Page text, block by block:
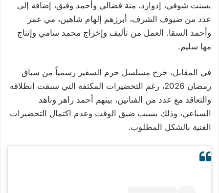
بسنت شوقي، إدوارد، منة فضالي وأحمد وفيق، إضافة إلى
عدد من ضيوف الشرف، أبرزهم إلهام شاهين، مي عمر
وأحمد السقا. العمل من تأليف وإخراج محمد سامي وإنتاج
مها سليم.
في المقابل، خرج مسلسل حرم السفير رسمياً من سباق
رمضان 2026، رغم التحضيرات المكثفة التي سبقت انطلاقه
والتعاقد مع عدد من الفنانين، بينهم أحمد زاهر وناهد
السباعي، وذلك بسبب ضيق الوقت وعدم اكتمال التحضيرات
الفنية بالشكل المطلوب.